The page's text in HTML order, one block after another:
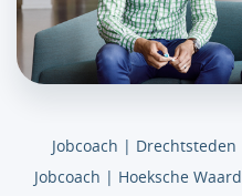
Jobcoach | Drechtsteden
Jobcoach | Hoeksche Waard